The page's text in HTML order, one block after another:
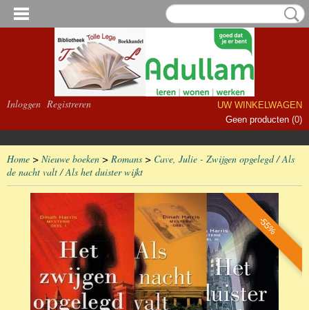
Inloggen Registreren
UW WINKELWAGEN
Geen producten (0)
Home > Nieuwe boeken > Romans > Cave, Julie - Zwijgen opgelegd / Als
de nacht valt / Als het duister wijkt
-55%